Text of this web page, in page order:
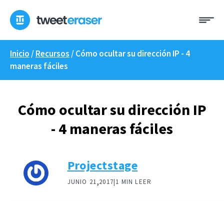
contenido
Inicio /Recursos /Cómo ocultar su dirección IP - 4
maneras fáciles
Cómo ocultar su dirección IP
- 4 maneras fáciles
Projectstage
JUNIO 21,2017|1 MIN LEER